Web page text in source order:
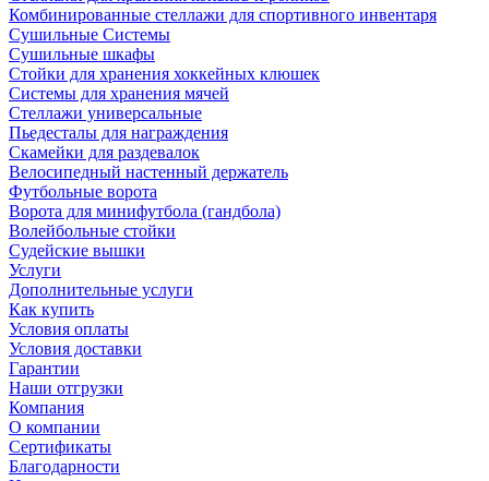
Комбинированные стеллажи для спортивного инвентаря
Сушильные Системы
Сушильные шкафы
Стойки для хранения хоккейных клюшек
Системы для хранения мячей
Стеллажи универсальные
Пьедесталы для награждения
Скамейки для раздевалок
Велосипедный настенный держатель
Футбольные ворота
Ворота для минифутбола (гандбола)
Волейбольные стойки
Судейские вышки
Услуги
Дополнительные услуги
Как купить
Условия оплаты
Условия доставки
Гарантии
Наши отгрузки
Компания
О компании
Сертификаты
Благодарности